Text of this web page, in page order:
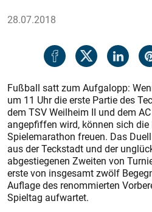
28.07.2018
Fußball satt zum Aufgalopp:
um 11 Uhr die erste Partie des
dem TSV Weilheim II und dem
angepfiffen wird, können sich
Spielemarathon freuen. Das
aus der Teckstadt und der
abgestiegenen Zweiten von
erste von insgesamt zwölf
Auflage des renommierten
Spieltag aufwartet.